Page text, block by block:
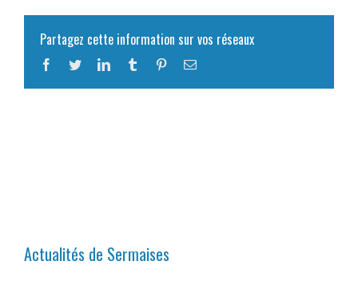
Partagez cette information sur vos réseaux
Facebook
TwitterLinkedInTumblr PinterestEmail
Actualités de Sermaises